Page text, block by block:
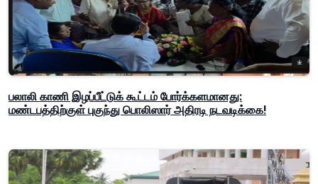
பலாலி காணி இழப்பீட்டுக் கூட்டம் போர்க்களமானது:
மண்டபத்திற்குள் புகுந்து பொலிஸார் அதிரடி நடவடிக்கை!